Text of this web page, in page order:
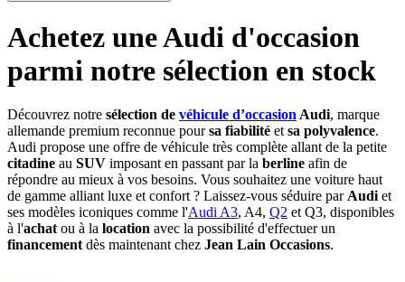
Achetez une Audi d'occasion
parmi notre sélection en stock
Découvrez notre sélection de véhicule d’occasionAudi, marque
allemande premium reconnue poursa fiabilité etsa polyvalence.
Audi propose une offre de véhicule très complète allant de la petite
citadine au SUV imposant en passant par la berline afin de
répondre au mieux à vos besoins. Vous souhaitez une voiture haut
de gamme alliant luxe et confort ? Laissez-vous séduire parAudiet
ses modèles iconiques comme l'Audi A3, A4, Q2 et Q3, disponibles
à l'achatou à la location avec la possibilité d'effectuer un
financementdès maintenant chez Jean Lain Occasions.